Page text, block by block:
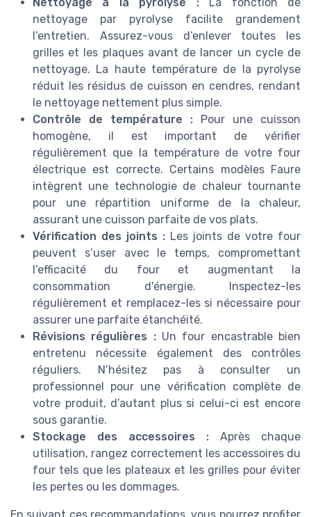
Nettoyage à la pyrolyse :La fonction de
nettoyage par pyrolyse facilite grandement
l’entretien. Assurez-vous d’enlever toutes les
grilles et les plaques avant de lancer un cycle de
nettoyage. La haute température de la pyrolyse
réduit les résidus de cuisson en cendres, rendant
le nettoyage nettement plus simple.
Contrôle de température : Pour une cuisson
homogène, il est important de vérifier
régulièrement que la température de votre four
électrique est correcte. Certains modèles Faure
intègrent une technologie de chaleur tournante
pour une répartition uniforme de la chaleur,
assurant une cuisson parfaite de vos plats.
Vérification des joints :Les joints de votre four
peuvent s’user avec le temps, compromettant
l’efficacité du four et augmentant la
consommation d'énergie. Inspectez-les
régulièrement et remplacez-les si nécessaire pour
assurer une parfaite étanchéité.
Révisions régulières :Un four encastrable bien
entretenu nécessite également des contrôles
réguliers. N’hésitez pas à consulter un
professionnel pour une vérification complète de
votre produit, d’autant plus si celui-ci est encore
sous garantie.
Stockage des accessoires : Après chaque
utilisation, rangez correctement les accessoires du
four tels que les plateaux et les grilles pour éviter
les pertes ou les dommages.